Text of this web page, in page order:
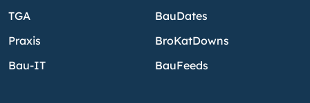
TGA
Praxis
Bau-IT
BauDates
BroKatDowns
BauFeeds